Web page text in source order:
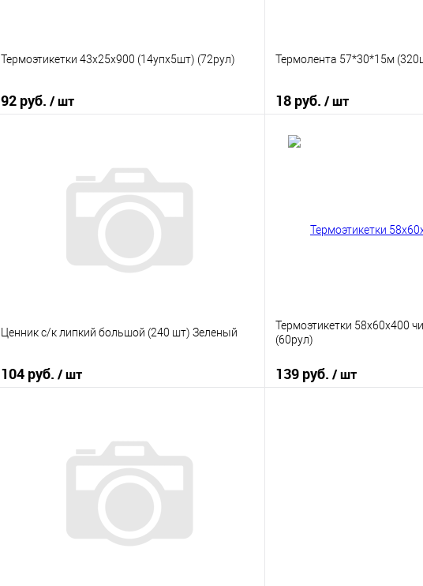
Термоэтикетки 43х25х900 (14упх5шт) (72рул)
92 руб. / шт
Купить в 1 клик
К сравнению
В наличии
Термолента 57*30*15м
18 руб. / шт
Ценник с/к липкий большой (240 шт) Зеленый
104 руб. / шт
Купить в 1 клик
К сравнению
В наличии
Термоэтикетки 58х60х400
(60рул)
139 руб. / шт